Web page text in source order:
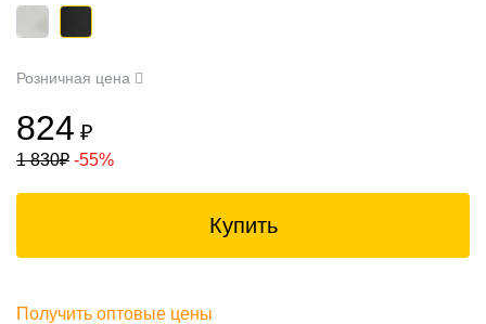
Розничная цена
824 ₽
1 830₽ -55%
Купить
Получить оптовые цены